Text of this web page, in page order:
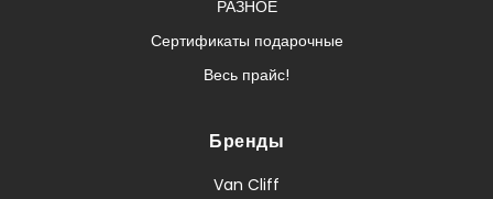
РАЗНОЕ
Сертификаты подарочные
Весь прайс!
Бренды
Van Cliff